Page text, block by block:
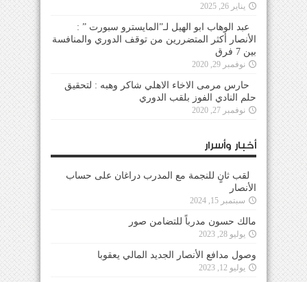
يناير 26, 2025
عبد الوهاب ابو الهيل لـ”المايسترو سبورت ” :
الأنصار أكثر المتضررين من توقف الدوري والمنافسة
بين 7 فرق
نوفمبر 29, 2020
حارس مرمى الاخاء الاهلي شاكر وهبه : لتحقيق
حلم النادي الفوز بلقب الدوري
نوفمبر 27, 2020
أخبار وأسرار
لقب ثانٍ للنجمة مع المدرب دراغان على حساب
الأنصار
سبتمبر 15, 2024
مالك حسون مدرباً للتضامن صور
يوليو 28, 2023
وصول مدافع الأنصار الجديد المالي يعقوبا
يوليو 12, 2023